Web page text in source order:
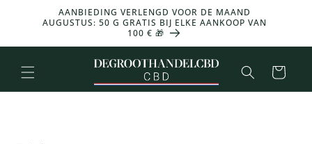
doorgaanAANBIEDING VERLENGD VOOR DE MAAND
AUGUSTUS: 50 G GRATIS BIJ ELKE AANKOOP VAN
100 € 🎁
Mand